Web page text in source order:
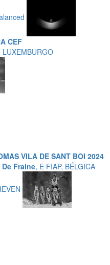
CEF
LUXEMBURGO
VILA DE SANT BOI 2024
Fraine, E FIAP, BÉLGICA